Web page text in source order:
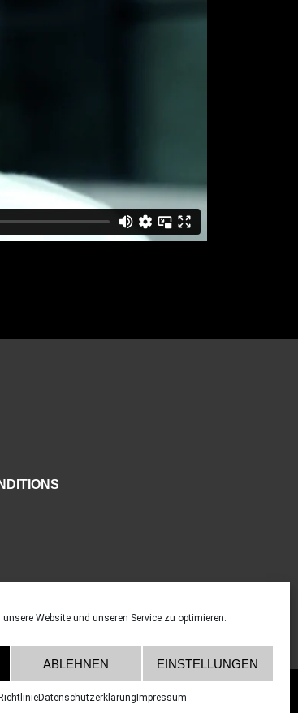
Website und unseren Service zu optimieren.
ABLEHNEN EINSTELLUNGEN
Datenschutzerklärung Impressum